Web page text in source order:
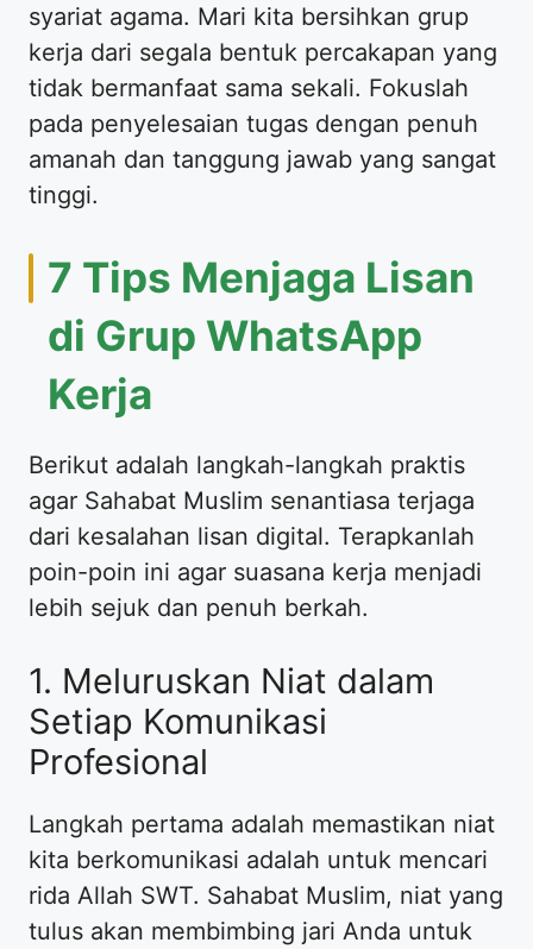
syariat agama. Mari kita bersihkan grup
kerja dari segala bentuk percakapan yang
tidak bermanfaat sama sekali. Fokuslah
pada penyelesaian tugas dengan penuh
amanah dan tanggung jawab yang sangat
tinggi.
7 Tips Menjaga Lisan
di Grup WhatsApp
Kerja
Berikut adalah langkah-langkah praktis
agar Sahabat Muslim senantiasa terjaga
dari kesalahan lisan digital. Terapkanlah
poin-poin ini agar suasana kerja menjadi
lebih sejuk dan penuh berkah.
1. Meluruskan Niat dalam
Setiap Komunikasi
Profesional
Langkah pertama adalah memastikan niat
kita berkomunikasi adalah untuk mencari
rida Allah SWT. Sahabat Muslim, niat yang
tulus akan membimbing jari Anda untuk